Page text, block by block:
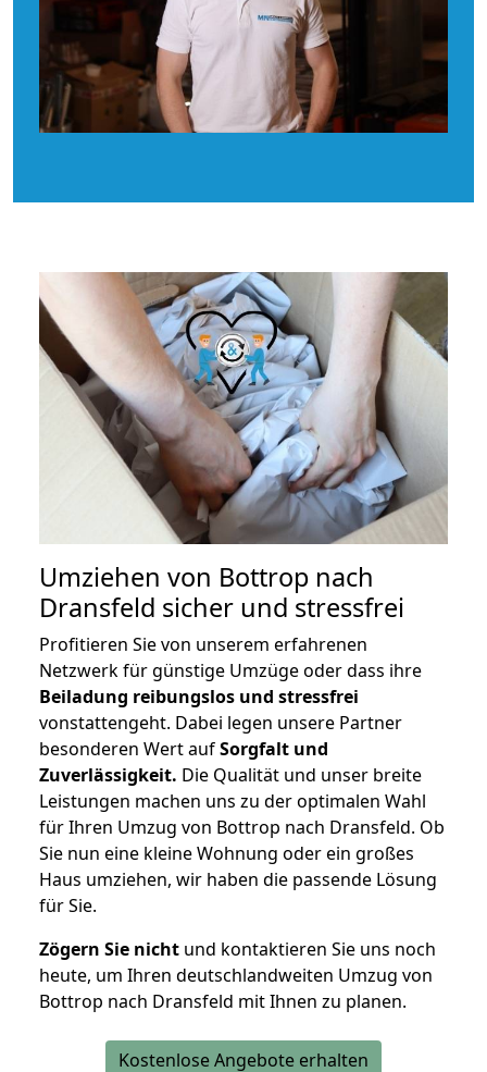
Umziehen von Bottrop nach
Dransfeld sicher und stressfrei
Profitieren Sie von unserem erfahrenen
Netzwerk für günstige Umzüge oder dass ihre
Beiladung reibungslos und stressfrei
vonstattengeht. Dabei legen unsere Partner
besonderen Wert aufSorgfalt und
Zuverlässigkeit. Die Qualität und unser breite
Leistungen machen uns zu der optimalen Wahl
für Ihren Umzug von Bottrop nach Dransfeld. Ob
Sie nun eine kleine Wohnung oder ein großes
Haus umziehen, wir haben die passende Lösung
für Sie.
Zögern Sie nicht und kontaktieren Sie uns noch
heute, um Ihren deutschlandweiten Umzug von
Bottrop nach Dransfeld mit Ihnen zu planen.
Kostenlose Angebote erhalten